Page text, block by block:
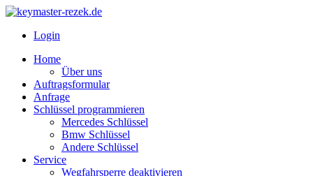
Login
Home
Über uns
Auftragsformular
Anfrage
Schlüssel programmieren
Mercedes Schlüssel
Bmw Schlüssel
Andere Schlüssel
Service
Wegfahrsperre deaktivieren